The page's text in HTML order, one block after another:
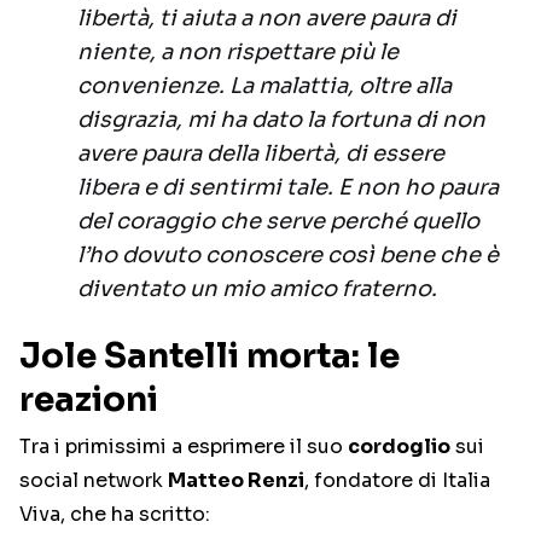
libertà, ti aiuta a non avere paura di
niente, a non rispettare più le
convenienze. La malattia, oltre alla
disgrazia, mi ha dato la fortuna di non
avere paura della libertà, di essere
libera e di sentirmi tale. E non ho paura
del coraggio che serve perché quello
l’ho dovuto conoscere così bene che è
diventato un mio amico fraterno.
Jole Santelli morta: le
reazioni
Tra i primissimi a esprimere il suo cordogliosui
social network Matteo Renzi, fondatore di Italia
Viva, che ha scritto: